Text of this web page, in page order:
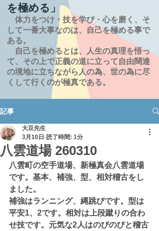
を極める」
体力をつけ・技を学び・心を磨く、そ
して一番大事なのは、自己を極める事で
ある。
自己を極めるとは、
人生の真理を悟っ
て、その上で正義の道に立って自由闊達
の境地に立ちながら人の為、世の為に尽
くして行くのが極真である。
記事
八雲道場 260310
大豆先生
3月10日 読了時間: 1分
八雲町の空手道場、新極真会八雲道場
です。基本、補強、型、相対稽古をし
ました。
補強はランニング、縄跳びです。型は
平安1、2です。相対は上段蹴りの合わ
せ技です。元気な2人はのびのびと稽古